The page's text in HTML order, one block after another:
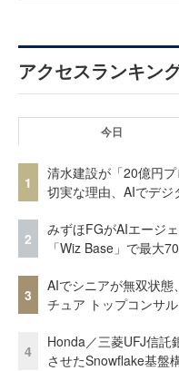
アクセスランキン
今日
1
清水建設が「20億円
切実な理由、AIでデ
2
みずほFGがAIエージ
「Wiz Base」で最大
3
AIでシニアが無双状
チュア トップコンサ
4
Honda／三菱UFJ信託
させたSnowflake基盤